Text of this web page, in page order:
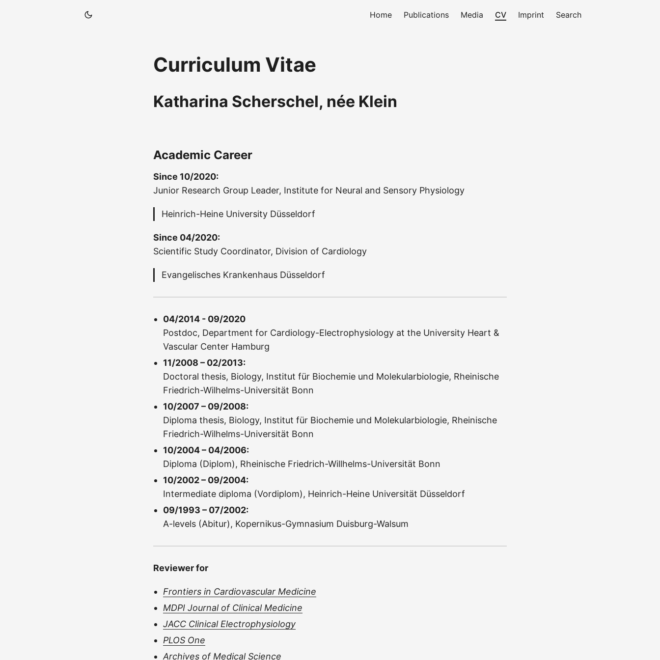
Home Publications Media CV Imprint Search
Curriculum Vitae
Katharina Scherschel, née Klein
Academic Career
Since 10/2020:
Junior Research Group Leader, Institute for Neural and Sensory Physiology
Heinrich-Heine University Düsseldorf
Since 04/2020:
Scientific Study Coordinator, Division of Cardiology
Evangelisches Krankenhaus Düsseldorf
04/2014 - 09/2020
Postdoc, Department for Cardiology-Electrophysiology at the University Heart &
Vascular Center Hamburg
11/2008 – 02/2013:
Doctoral thesis, Biology, Institut für Biochemie und Molekularbiologie, Rheinische
Friedrich-Wilhelms-Universität Bonn
10/2007 – 09/2008:
Diploma thesis, Biology, Institut für Biochemie und Molekularbiologie, Rheinische
Friedrich-Wilhelms-Universität Bonn
10/2004 – 04/2006:
Diploma (Diplom), Rheinische Friedrich-Willhelms-Universität Bonn
10/2002 – 09/2004:
Intermediate diploma (Vordiplom), Heinrich-Heine Universität Düsseldorf
09/1993 – 07/2002:
A-levels (Abitur), Kopernikus-Gymnasium Duisburg-Walsum
Reviewer for
Frontiers in Cardiovascular Medicine
MDPI Journal of Clinical Medicine
JACC Clinical Electrophysiology
PLOS One
Archives of Medical Science